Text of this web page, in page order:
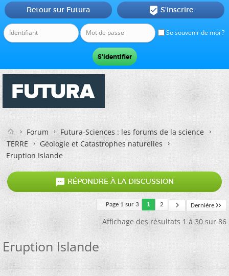
Se souvenir de moi ?
Retour sur Futura  S'inscrire
Forum
Futura-Sciences : les forums de la science
TERRE
Géologie et Catastrophes naturelles
Eruption Islande
 RÉPONDRE À LA DISCUSSION
Page 1 sur 3 1 2 Dernière
Affichage des résultats 1 à 30 sur 86
Eruption Islande